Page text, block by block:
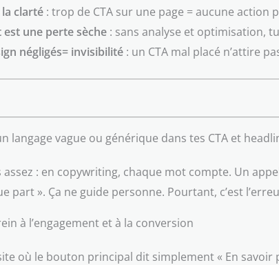
clarté : trop de CTA sur une page = aucune action
est une perte sèche : sans analyse et optimisation,
négligés= invisibilité : un CTA mal placé n’attire
langage vague ou générique dans tes CTA et
assez : en copywriting, chaque mot compte. Un
part ». Ça ne guide personne. Pourtant, c’est
à l’engagement et à la conversion
où le bouton principal dit simplement « En